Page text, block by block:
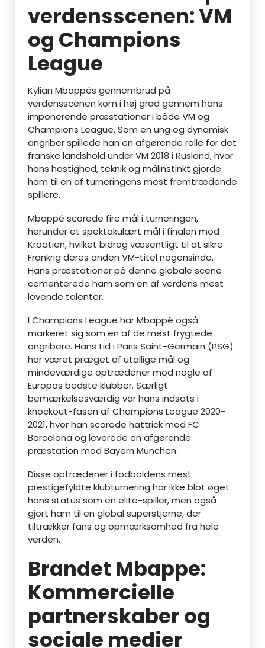
verdensscenen: VM
og Champions
League
Kylian Mbappés gennembrud på
verdensscenen kom i høj grad gennem hans
imponerende præstationer i både VM og
Champions League. Som en ung og dynamisk
angriber spillede han en afgørende rolle for det
franske landshold under VM 2018 i Rusland, hvor
hans hastighed, teknik og målinstinkt gjorde
ham til en af turneringens mest fremtrædende
spillere.
Mbappé scorede fire mål i turneringen,
herunder et spektakulært mål i finalen mod
Kroatien, hvilket bidrog væsentligt til at sikre
Frankrig deres anden VM-titel nogensinde.
Hans præstationer på denne globale scene
cementerede ham som en af verdens mest
lovende talenter.
I Champions League har Mbappé også
markeret sig som en af de mest frygtede
angribere. Hans tid i Paris Saint-Germain (PSG)
har været præget af utallige mål og
mindeværdige optrædener mod nogle af
Europas bedste klubber. Særligt
bemærkelsesværdig var hans indsats i
knockout-fasen af Champions League 2020-
2021, hvor han scorede hattrick mod FC
Barcelona og leverede en afgørende
præstation mod Bayern München.
Disse optrædener i fodboldens mest
prestigefyldte klubturnering har ikke blot øget
hans status som en elite-spiller, men også
gjort ham til en global superstjerne, der
tiltrækker fans og opmærksomhed fra hele
verden.
Brandet Mbappe:
Kommercielle
partnerskaber og
sociale medier